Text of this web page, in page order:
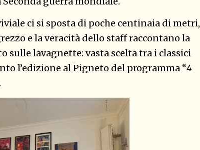
ci si sposta di poche centinaia di metri,
e la veracità dello staff raccontano la
sulle lavagnette: vasta scelta tra i classici
l’edizione al Pigneto del programma “4